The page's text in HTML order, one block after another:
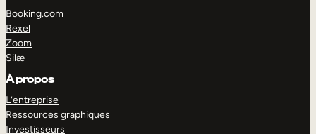
Booking.com
Rexel
Zoom
Silæ
À propos
L’entreprise
Ressources graphiques
Investisseurs